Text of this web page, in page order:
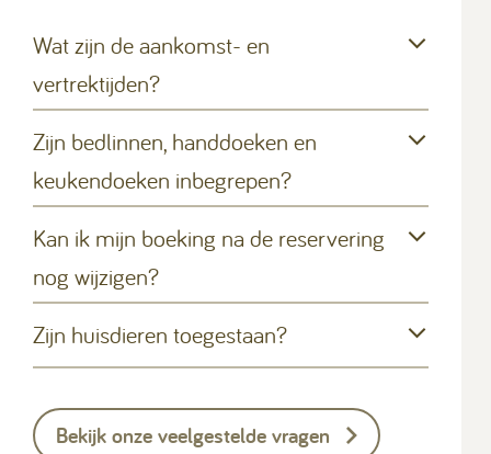
Wat zijn de aankomst- en
vertrektijden?
Zijn bedlinnen, handdoeken en
keukendoeken inbegrepen?
Kan ik mijn boeking na de reservering
nog wijzigen?
Zijn huisdieren toegestaan?
Bekijk onze veelgestelde vragen